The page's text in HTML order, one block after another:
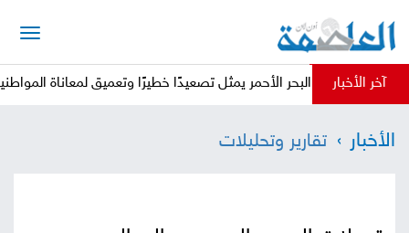
آخر الأخبار
البحر الأحمر يمثل تصعيدًا خطيرًا وتعميق لمعاناة المواطنين خدمةً
الأخبار تقارير وتحليلات